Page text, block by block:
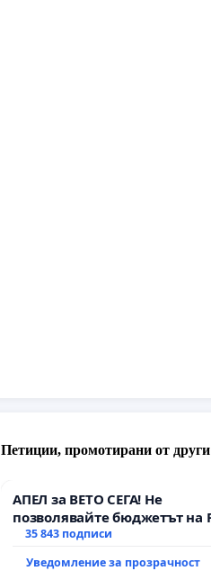
Петиции, промотирани от
АПЕЛ за ВЕТО СЕГА! Не
позволявайте бюджетът на
да открадне парите и
35 843 подписи
Уведомление за прозрачност